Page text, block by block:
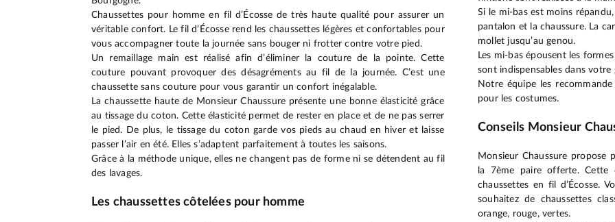
Chaussettes pour homme en fil d’Écosse de très haute qualité pour assurer un
véritable confort. Le fil d’Écosse rend les chaussettes légères et confortables pour
vous accompagner toute la journée sans bouger ni frotter contre votre pied.
Un remaillage main est réalisé afin d’éliminer la couture de la pointe. Cette
couture pouvant provoquer des désagréments au fil de la journée. C’est une
chaussette sans couture pour vous garantir un confort inégalable.
La chaussette haute de Monsieur Chaussure présente une bonne élasticité grâce
au tissage du coton. Cette élasticité permet de rester en place et de ne pas serrer
le pied. De plus, le tissage du coton garde vos pieds au chaud en hiver et laisse
passer l’air en été. Elles s’adaptent parfaitement à toutes les saisons.
Grâce à la méthode unique, elles ne changent pas de forme ni se détendent au fil
des lavages.
Les chaussettes côtelées pour homme
Si le mi-bas est moins
pantalon et la chaussure. La
mollet jusqu’au genou.
Les mi-bas épousent les
sont indispensables dans votre
Notre équipe les
pour les costumes.
Conseils Monsieur
Monsieur Chaussure propose
la 7ème paire offerte.
chaussettes en fil d’Écosse.
souhaitez de chaussettes
orange, rouge, vertes.